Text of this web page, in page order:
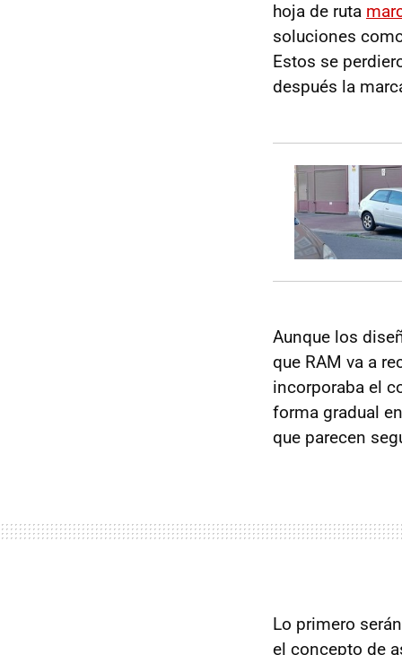
hoja de ruta
soluciones
Estos se
después la
Aunque los
que RAM va a
incorporaba el
forma gradual
que parecen
Lo primero
el concepto de